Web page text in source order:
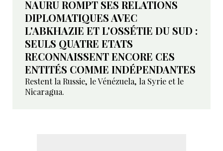
NAURU ROMPT SES RELATIONS
DIPLOMATIQUES AVEC
L'ABKHAZIE ET L'OSSÉTIE DU SUD :
SEULS QUATRE ETATS
RECONNAISSENT ENCORE CES
ENTITÉS COMME INDÉPENDANTES
Restent la Russie, le Vénézuela, la Syrie et le
Nicaragua.